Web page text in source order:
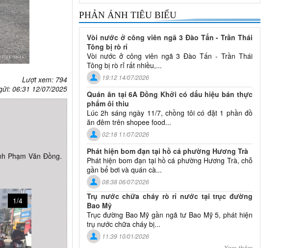
Lượt xem: 794
06:31 12/07/2025
Phạm Văn Đồng.
1/4
PHẢN ÁNH TIÊU BIỂU
Vòi nước ở công viên ngã 3 Đào Tấn - Trần Thái
Tông bị rò rỉ
Vòi nước ở công viên ngã 3 Đào Tấn - Trần Thái
Tông bị rò rỉ rất nhiều,...
19:12 14/07/2026
Quán ăn tại 6A Đồng Khởi có dấu hiệu bán thực
phẩm ôi thiu
Lúc 2h sáng ngày 11/7, chồng tôi có đặt 1 phần đồ
ăn đêm trên shopee food...
02:18 11/07/2026
Phát hiện bom đạn tại hồ cá phường Hương Trà
Phát hiện bom đạn tại hồ cá phường Hương Trà, chỗ
gần bể bơi và quán cà...
08:38 06/07/2026
Trụ nước chữa cháy rò rỉ nước tại trục đường
Bao Mỹ
Trục đường Bao Mỹ gần ngã tư Bao Mỹ 5, phát hiện
trụ nước chữa cháy bị...
11:39 10/01/2026